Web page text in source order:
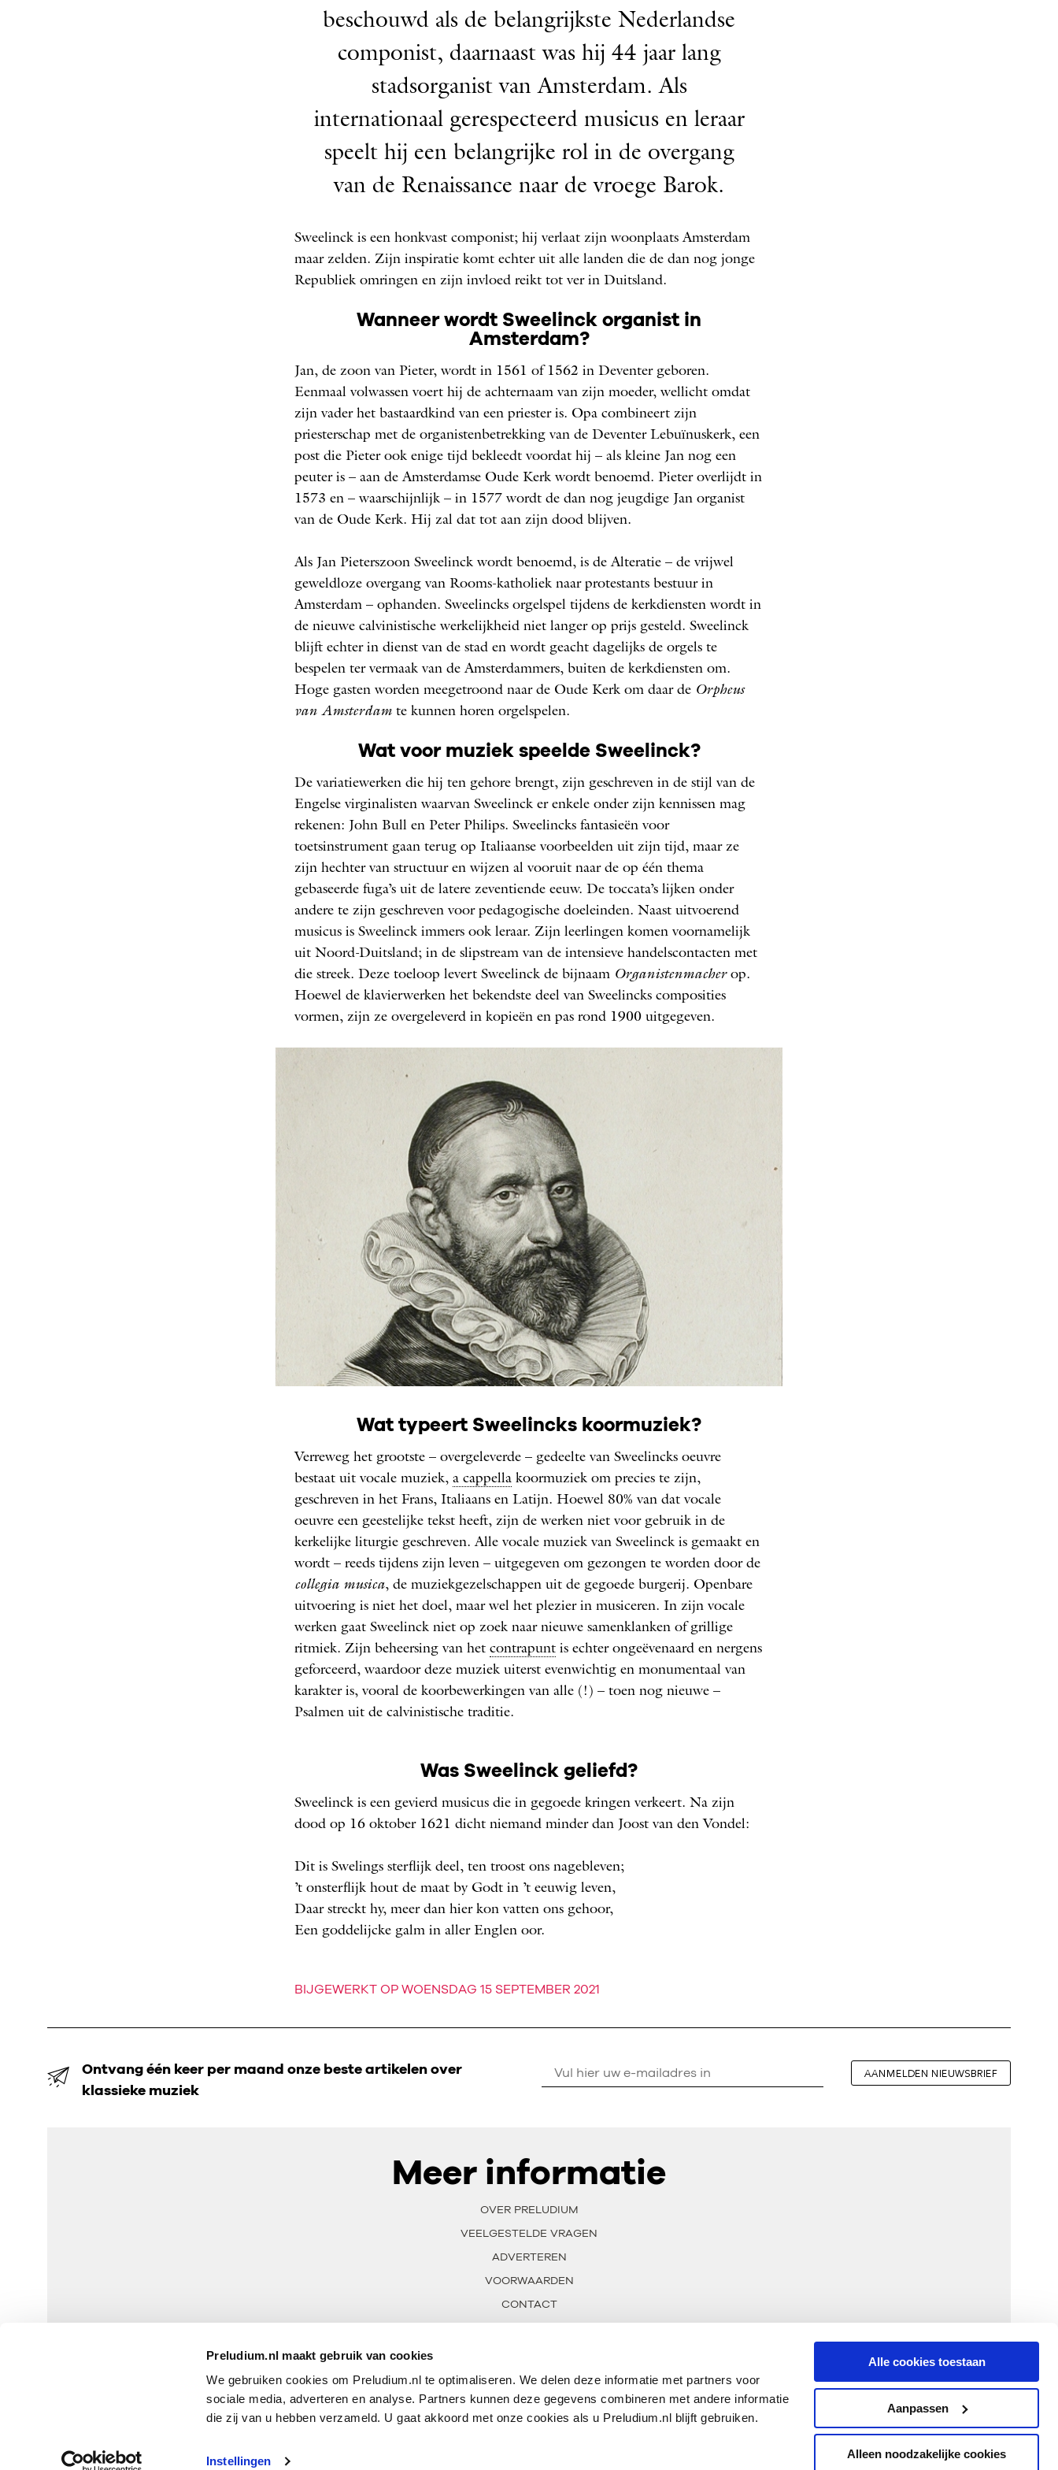
Preludium.nl maakt gebruik van cookies
We gebruiken cookies om Preludium.nl te optimaliseren. We delen deze informatie met partners voor
sociale media, adverteren en analyse. Partners kunnen deze gegevens combineren met andere informatie
die zij van u hebben verzameld. U gaat akkoord met onze cookies als u Preludium.nl blijft gebruiken.
Instellingen
Alle cookies toestaan
Aanpassen
Alleen noodzakelijke cookies
beschouwd als de belangrijkste Nederlandse
componist, daarnaast was hij 44 jaar lang
stadsorganist van Amsterdam. Als
internationaal gerespecteerd musicus en leraar
speelt hij een belangrijke rol in de overgang
van de Renaissance naar de vroege Barok.
Sweelinck is een honkvast componist; hij verlaat zijn woonplaats Amsterdam
maar zelden. Zijn inspiratie komt echter uit alle landen die de dan nog jonge
Republiek omringen en zijn invloed reikt tot ver in Duitsland.
Wanneer wordt Sweelinck organist in
Amsterdam?
Jan, de zoon van Pieter, wordt in 1561 of 1562 in Deventer geboren.
Eenmaal volwassen voert hij de achternaam van zijn moeder, wellicht omdat
zijn vader het bastaardkind van een priester is. Opa combineert zijn
priesterschap met de organistenbetrekking van de Deventer Lebuïnuskerk, een
post die Pieter ook enige tijd bekleedt voordat hij – als kleine Jan nog een
peuter is – aan de Amsterdamse Oude Kerk wordt benoemd. Pieter overlijdt in
1573 en – waarschijnlijk – in 1577 wordt de dan nog jeugdige Jan organist
van de Oude Kerk. Hij zal dat tot aan zijn dood blijven.
Als Jan Pieterszoon Sweelinck wordt benoemd, is de Alteratie – de vrijwel
geweldloze overgang van Rooms-katholiek naar protestants bestuur in
Amsterdam – ophanden. Sweelincks orgelspel tijdens de kerkdiensten wordt in
de nieuwe calvinistische werkelijkheid niet langer op prijs gesteld. Sweelinck
blijft echter in dienst van de stad en wordt geacht dagelijks de orgels te
bespelen ter vermaak van de Amsterdammers, buiten de kerkdiensten om.
Hoge gasten worden meegetroond naar de Oude Kerk om daar de Orpheus
van Amsterdam te kunnen horen orgelspelen.
Wat voor muziek speelde Sweelinck?
De variatiewerken die hij ten gehore brengt, zijn geschreven in de stijl van de
Engelse virginalisten waarvan Sweelinck er enkele onder zijn kennissen mag
rekenen: John Bull en Peter Philips. Sweelincks fantasieën voor
toetsinstrument gaan terug op Italiaanse voorbeelden uit zijn tijd, maar ze
zijn hechter van structuur en wijzen al vooruit naar de op één thema
gebaseerde fuga’s uit de latere zeventiende eeuw. De toccata’s lijken onder
andere te zijn geschreven voor pedagogische doeleinden. Naast uitvoerend
musicus is Sweelinck immers ook leraar. Zijn leerlingen komen voornamelijk
uit Noord-Duitsland; in de slipstream van de intensieve handelscontacten met
die streek. Deze toeloop levert Sweelinck de bijnaam Organistenmacherop.
Hoewel de klavierwerken het bekendste deel van Sweelincks composities
vormen, zijn ze overgeleverd in kopieën en pas rond 1900 uitgegeven.
GRAVURE VAN JAN
HARMENSZOON MULLER, 1624
(DETAIL)
Wat typeert Sweelincks koormuziek?
Verreweg het grootste – overgeleverde – gedeelte van Sweelincks oeuvre
bestaat uit vocale muziek, a cappella koormuziek om precies te zijn,
geschreven in het Frans, Italiaans en Latijn. Hoewel 80% van dat vocale
oeuvre een geestelijke tekst heeft, zijn de werken niet voor gebruik in de
kerkelijke liturgie geschreven. Alle vocale muziek van Sweelinck is gemaakt en
wordt – reeds tijdens zijn leven – uitgegeven om gezongen te worden door de
collegia musica, de muziekgezelschappen uit de gegoede burgerij. Openbare
uitvoering is niet het doel, maar wel het plezier in musiceren. In zijn vocale
werken gaat Sweelinck niet op zoek naar nieuwe samenklanken of grillige
ritmiek. Zijn beheersing van het contrapunt is echter ongeëvenaard en nergens
geforceerd, waardoor deze muziek uiterst evenwichtig en monumentaal van
karakter is, vooral de koorbewerkingen van alle (!) – toen nog nieuwe –
Psalmen uit de calvinistische traditie.
Was Sweelinck geliefd?
Sweelinck is een gevierd musicus die in gegoede kringen verkeert. Na zijn
dood op 16 oktober 1621 dicht niemand minder dan Joost van den Vondel:
Dit is Swelings sterflijk deel, ten troost ons nagebleven;
’t onsterflijk hout de maat by Godt in ’t eeuwig leven,
Daar streckt hy, meer dan hier kon vatten ons gehoor,
Een goddelijcke galm in aller Englen oor.
BIJGEWERKT OP WOENSDAG 15 SEPTEMBER 2021
Ontvang één keer per maand onze beste artikelen over
klassieke muziek
AANMELDEN NIEUWSBRIEF
Meer informatie
OVER PRELUDIUM
VEELGESTELDE VRAGEN
ADVERTEREN
VOORWAARDEN
CONTACT